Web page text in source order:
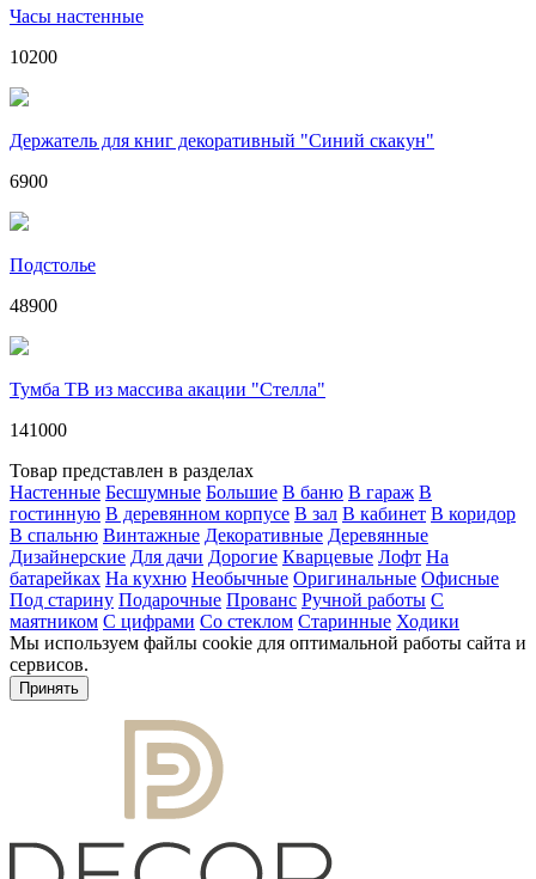
Часы настенные
10200
Держатель для книг декоративный "Синий скакун"
6900
Подстолье
48900
Тумба ТВ из массива акации "Стелла"
141000
Товар представлен в разделах
Настенные Бесшумные Большие В баню В гараж В
гостинную В деревянном корпусе В зал В кабинет В коридор
В спальню Винтажные Декоративные Деревянные
Дизайнерские Для дачи Дорогие Кварцевые Лофт На
батарейках На кухню Необычные Оригинальные Офисные
Под старину Подарочные Прованс Ручной работы С
маятником С цифрами Со стеклом Старинные Ходики
Мы используем файлы cookie для оптимальной работы сайта и
сервисов.
Принять